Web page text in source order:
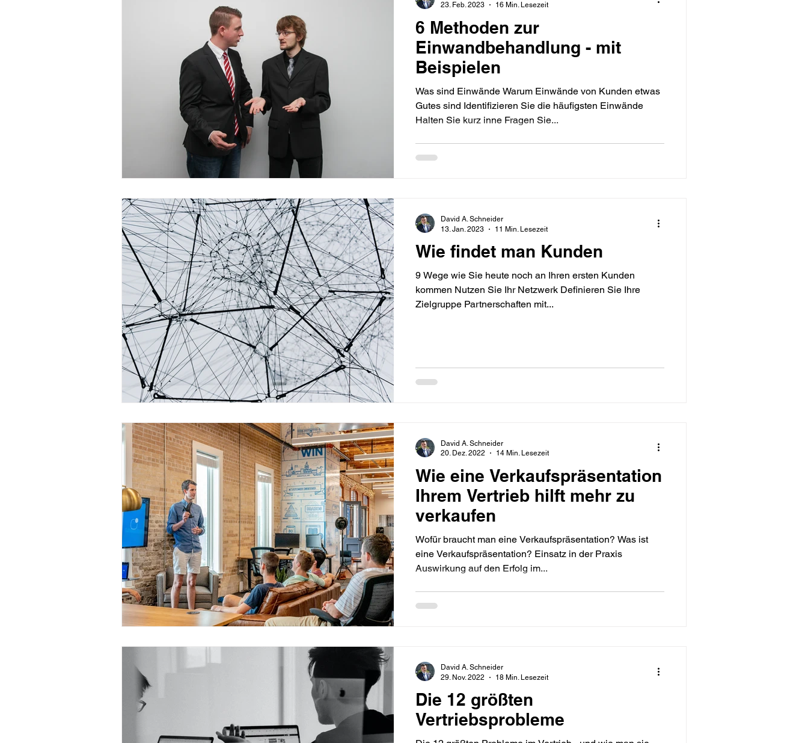
6 Methoden zur
Einwandbehandlung - mit
Beispielen
Was sind Einwände Warum Einwände von Kunden etwas
Gutes sind Identifizieren Sie die häufigsten Einwände
Halten Sie kurz inne Fragen Sie...
23. Feb. 2023
16 Min. Lesezeit
Wie findet man Kunden
9 Wege wie Sie heute noch an Ihren ersten Kunden
kommen Nutzen Sie Ihr Netzwerk Definieren Sie Ihre
Zielgruppe Partnerschaften mit...
David A. Schneider
13. Jan. 2023
11 Min. Lesezeit
Wie eine Verkaufspräsentation
Ihrem Vertrieb hilft mehr zu
verkaufen
Wofür braucht man eine Verkaufspräsentation? Was ist
eine Verkaufspräsentation? Einsatz in der Praxis
Auswirkung auf den Erfolg im...
David A. Schneider
20. Dez. 2022
14 Min. Lesezeit
Die 12 größten
Vertriebsprobleme
David A. Schneider
29. Nov. 2022
18 Min. Lesezeit